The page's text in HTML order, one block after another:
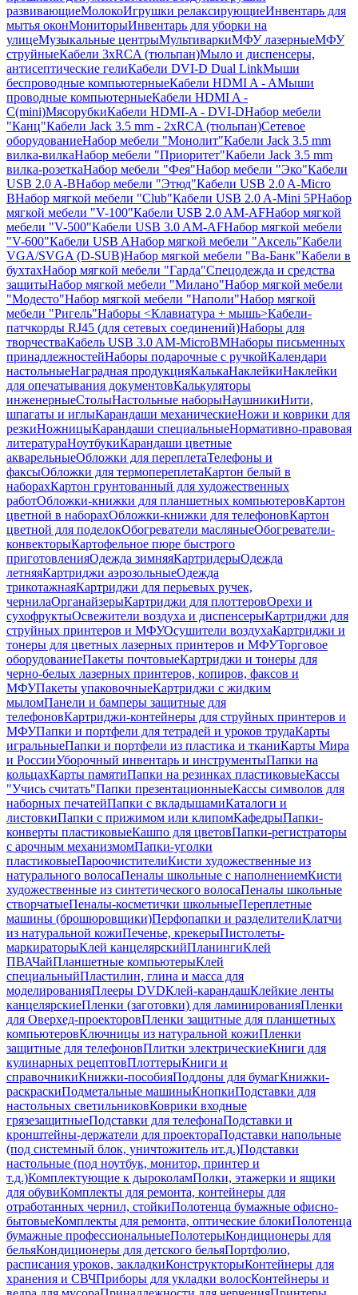
развивающиеМолокоИгрушки релаксирующиеИнвентарь для
мытья оконМониторыИнвентарь для уборки на
улицеМузыкальные центрыМультиваркиМФУ лазерныеМФУ
струйныеКабели 3xRCA (тюльпан)Мыло и диспенсеры,
антисептические гелиКабели DVI-D Dual LinkМыши
беспроводные компьютерныеКабели HDMI A - AМыши
проводные компьютерныеКабели HDMI A -
C(mini)МясорубкиКабели HDMI-A - DVI-DНабор мебели
"Канц"Кабели Jack 3.5 mm - 2xRCA (тюльпан)Сетевое
оборудованиеНабор мебели "Монолит"Кабели Jack 3.5 mm
вилка-вилкаНабор мебели "Приоритет"Кабели Jack 3.5 mm
вилка-розеткаНабор мебели "Фея"Набор мебели "Эко"Кабели
USB 2.0 A-BНабор мебели "Этюд"Кабели USB 2.0 A-Micro
BНабор мягкой мебели "Club"Кабели USB 2.0 A-Mini 5PНабор
мягкой мебели "V-100"Кабели USB 2.0 AM-AFНабор мягкой
мебели "V-500"Кабели USB 3.0 AM-AFНабор мягкой мебели
"V-600"Кабели USB AНабор мягкой мебели "Аксель"Кабели
VGA/SVGA (D-SUB)Набор мягкой мебели "Ва-Банк"Кабели в
бухтахНабор мягкой мебели "Гарда"Спецодежда и средства
защитыНабор мягкой мебели "Милано"Набор мягкой мебели
"Модесто"Набор мягкой мебели "Наполи"Набор мягкой
мебели "Ригель"Наборы <Клавиатура + мышь>Кабели-
патчкорды RJ45 (для сетевых соединений)Наборы для
творчестваКабель USB 3.0 AM-MicroBMНаборы письменных
принадлежностейНаборы подарочные с ручкойКалендари
настольныеНаградная продукцияКалькаНаклейкиНаклейки
для опечатывания документовКалькуляторы
инженерныеСтолыНастольные наборыНаушникиНити,
шпагаты и иглыКарандаши механическиеНожи и коврики для
резкиНожницыКарандаши специальныеНормативно-правовая
литератураНоутбукиКарандаши цветные
акварельныеОбложки для переплетаТелефоны и
факсыОбложки для термопереплетаКартон белый в
наборахКартон грунтованный для художественных
работОбложки-книжки для планшетных компьютеровКартон
цветной в наборахОбложки-книжки для телефоновКартон
цветной для поделокОбогреватели масляныеОбогреватели-
конвекторыКартофельное пюре быстрого
приготовленияОдежда зимняяКартридерыОдежда
летняяКартриджи аэрозольныеОдежда
трикотажнаяКартриджи для перьевых ручек,
чернилаОрганайзерыКартриджи для плоттеровОрехи и
сухофруктыОсвежители воздуха и диспенсерыКартриджи для
струйных принтеров и МФУОсушители воздухаКартриджи и
тонеры для цветных лазерных принтеров и МФУТорговое
оборудованиеПакеты почтовыеКартриджи и тонеры для
черно-белых лазерных принтеров, копиров, факсов и
МФУПакеты упаковочныеКартриджи с жидким
мыломПанели и бамперы защитные для
телефоновКартриджи-контейнеры для струйных принтеров и
МФУПапки и портфели для тетрадей и уроков трудаКарты
игральныеПапки и портфели из пластика и тканиКарты Мира
и РоссииУборочный инвентарь и инструментыПапки на
кольцахКарты памятиПапки на резинках пластиковыеКассы
"Учись считать"Папки презентационныеКассы символов для
наборных печатейПапки с вкладышамиКаталоги и
листовкиПапки с прижимом или клипомКафедрыПапки-
конверты пластиковыеКашпо для цветовПапки-регистраторы
с арочным механизмомПапки-уголки
пластиковыеПароочистителиКисти художественные из
натурального волосаПеналы школьные с наполнениемКисти
художественные из синтетического волосаПеналы школьные
створчатыеПеналы-косметички школьныеПереплетные
машины (брошюровщики)Перфопапки и разделителиКлатчи
из натуральной кожиПеченье, крекерыПистолеты-
маркираторыКлей канцелярскийПланингиКлей
ПВАЧайПланшетные компьютерыКлей
специальныйПластилин, глина и масса для
моделированияПлееры DVDКлей-карандашКлейкие ленты
канцелярскиеПленки (заготовки) для ламинированияПленки
для Оверхед-проекторовПленки защитные для планшетных
компьютеровКлючницы из натуральной кожиПленки
защитные для телефоновПлитки электрическиеКниги для
кулинарных рецептовПлоттерыКниги и
справочникиКнижки-пособияПоддоны для бумагКнижки-
раскраскиПодметальные машиныКнопкиПодставки для
настольных светильниковКоврики входные
грязезащитныеПодставки для телефонаПодставки и
кронштейны-держатели для проектораПодставки напольные
(под системный блок, уничтожитель ит.д.)Подставки
настольные (под ноутбук, монитор, принтер и
т.д.)Комплектующие к дыроколамПолки, этажерки и ящики
для обувиКомплекты для ремонта, контейнеры для
отработанных чернил, стойкиПолотенца бумажные офисно-
бытовыеКомплекты для ремонта, оптические блокиПолотенца
бумажные профессиональныеПолотерыКондиционеры для
бельяКондиционеры для детского бельяПортфолио,
расписания уроков, закладкиКонструкторыКонтейнеры для
хранения и СВЧПриборы для укладки волосКонтейнеры и